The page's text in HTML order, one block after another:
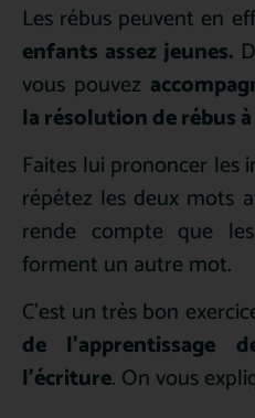
Les rébus peuvent en
enfants assez jeunes.
vous pouvez
la résolution de rébus
Faites lui prononcer les
répétez les deux mots
rende compte que
forment un autre mot.
C’est un très bon
de
l’écriture. On vous